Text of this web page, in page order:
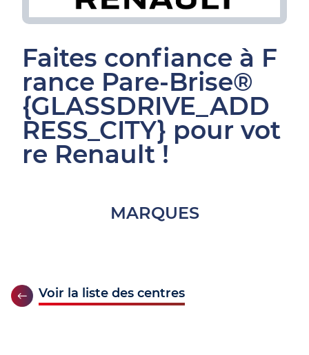
Faites confiance à F
rance Pare-Brise®
{GLASSDRIVE_ADD
RESS_CITY} pour vot
re Renault !
MARQUES
Voir la liste des centres